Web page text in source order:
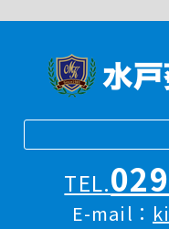
TEL.
E-mail：